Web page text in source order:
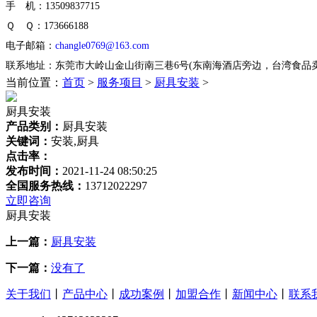
手 机：13509837715
Ｑ Ｑ：173666188
电子邮箱： changle0769@163.com
联系地址：东莞市大岭山金山街南三巷6号(东南海酒店旁边，台湾食品
当前位置： 首页 > 服务项目 > 厨具安装 >
厨具安装
产品类别： 厨具安装
关键词： 安装,厨具
点击率：
发布时间： 2021-11-24 08:50:25
全国服务热线： 13712022297
立即咨询
厨具安装
上一篇： 厨具安装
下一篇： 没有了
关于我们 产品中心 成功案例 加盟合作 新闻中心 联系